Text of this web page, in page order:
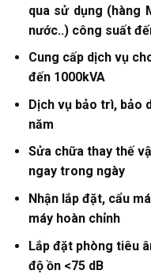
qua sử dụng (hàng
nước..) công suất
Cung cấp dịch vụ
đến 1000kVA
Dịch vụ bảo trì, bảo
năm
Sửa chữa thay thế
ngay trong ngày
Nhận lắp đặt, cẩu
máy hoàn chỉnh
Lắp đặt phòng tiêu
độ ồn <75 dB